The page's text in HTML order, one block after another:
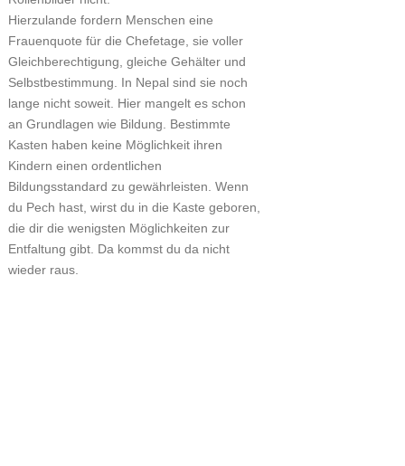
Hierzulande fordern Menschen eine
Frauenquote für die Chefetage, sie voller
Gleichberechtigung, gleiche Gehälter und
Selbstbestimmung. In Nepal sind sie noch
lange nicht soweit. Hier mangelt es schon
an Grundlagen wie Bildung. Bestimmte
Kasten haben keine Möglichkeit ihren
Kindern einen ordentlichen
Bildungsstandard zu gewährleisten. Wenn
du Pech hast, wirst du in die Kaste geboren,
die dir die wenigsten Möglichkeiten zur
Entfaltung gibt. Da kommst du da nicht
wieder raus.